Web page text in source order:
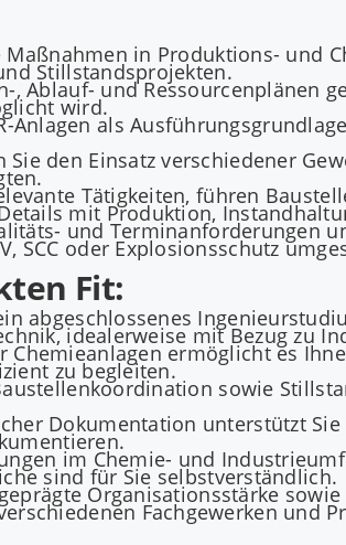
in Produktions- und
Stillstandsprojekten.
Ablauf- und Ressourcenplänen
wird.
Anlagen als
den Einsatz verschiedener
Tätigkeiten, führen
mit Produktion,
und Terminanforderungen
SCC oder Explosionsschutz
Fit:
abgeschlossenes
idealerweise mit Bezug zu
ermöglicht es
zu begleiten.
sowie
Dokumentation unterstützt
im Chemie- und
sind für Sie selbstverständlich.
Organisationsstärke
Fachgewerken und